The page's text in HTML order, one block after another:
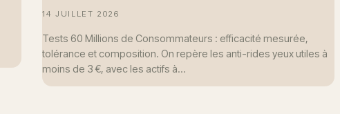
14 JUILLET 2026
Tests 60 Millions de Consommateurs : efficacité mesurée,
tolérance et composition. On repère les anti-rides yeux utiles à
moins de 3 €, avec les actifs à…